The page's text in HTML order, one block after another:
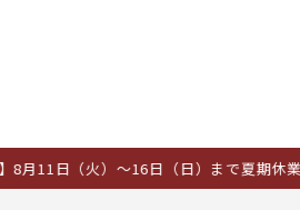
）～16日（日）まで夏期休業とさせて